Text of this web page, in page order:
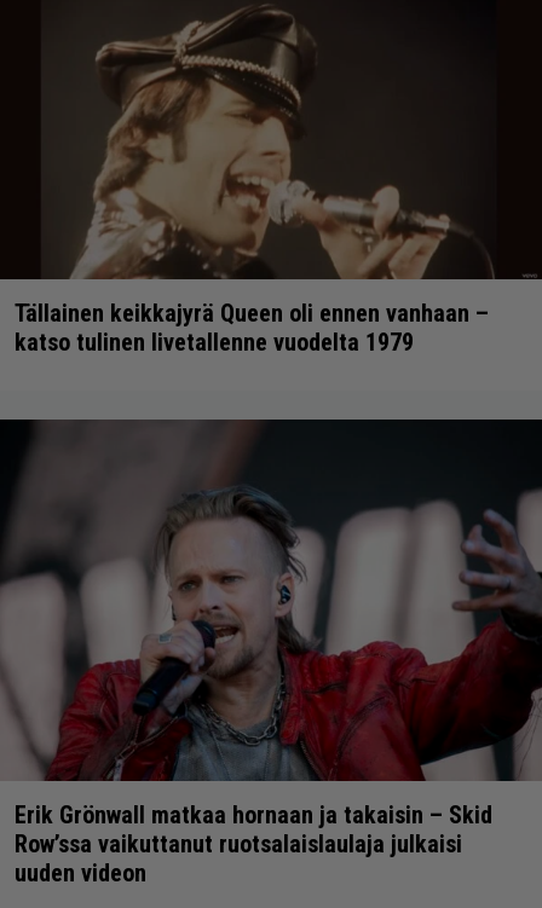
Tällainen keikkajyrä Queen oli ennen vanhaan –
katso tulinen livetallenne vuodelta 1979
Erik Grönwall matkaa hornaan ja takaisin – Skid
Row’ssa vaikuttanut ruotsalaislaulaja julkaisi
uuden videon